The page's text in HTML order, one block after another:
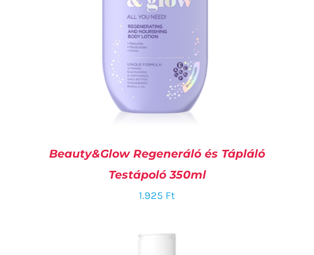
Beauty&Glow Regeneráló és Tápláló
Testápoló 350ml
1.925 Ft